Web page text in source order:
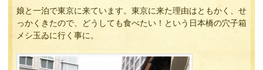
娘と一泊で東京に来ています。東京に来た理由はともかく、せ
っかくきたので、どうしても食べたい！という日本橋の穴子箱
メシ玉ゐに行く事に。